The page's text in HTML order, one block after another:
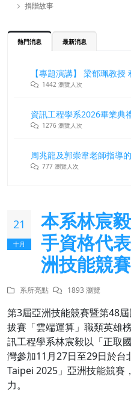
捐贈故事
熱門消息 最新消息
1442 瀏覽人次
資訊工程學系2026畢業典
1276 瀏覽人次
777 瀏覽人次
21
十月
本系林宸
手資格代
洲技能競賽
系所亮點 1893 瀏覽
第3屆亞洲技能競賽暨第48
拔賽「雲端運算」職類英雄
訊工程學系林宸毅以「正取
灣參加11月27日至29日於
Taipei 2025」亞洲技能競賽
力。